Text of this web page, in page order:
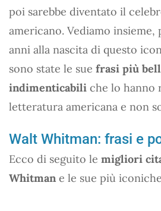
poi sarebbe diventato il
americano. Vediamo
anni alla nascita di questo
sono state le sue frasi più
indimenticabili che lo hanno
letteratura americana e non
Walt Whitman: frasi e
Ecco di seguito le migliori
Whitman e le sue più iconiche